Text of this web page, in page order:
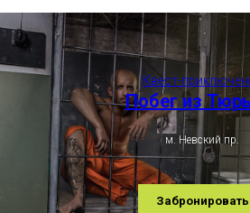
Квест-
Побег из
м. Невский пр.
Забронировать